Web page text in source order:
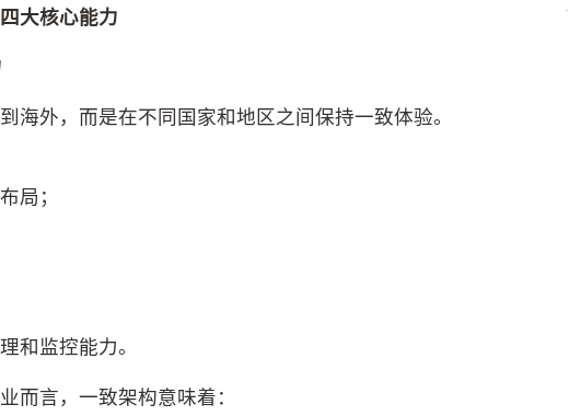
大核心能力
海外，而是在不同国家和地区之间保持一致体验。
局；
和监控能力。
而言，一致架构意味着：